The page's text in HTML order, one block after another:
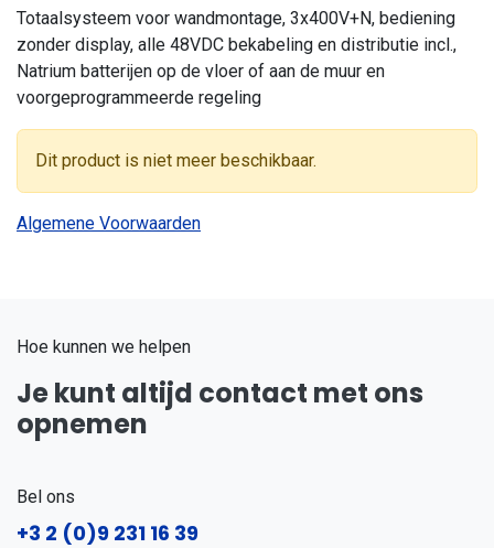
Totaalsysteem voor wandmontage, 3x400V+N, bediening
zonder display, alle 48VDC bekabeling en distributie incl.,
Natrium batterijen op de vloer of aan de muur en
voorgeprogrammeerde regeling
Dit product is niet meer beschikbaar.
Algemene Voorwaarden
Hoe kunnen we helpen
Je kunt altijd contact met ons
opnemen
Bel ons
+3 2 (0)9 231 16 39